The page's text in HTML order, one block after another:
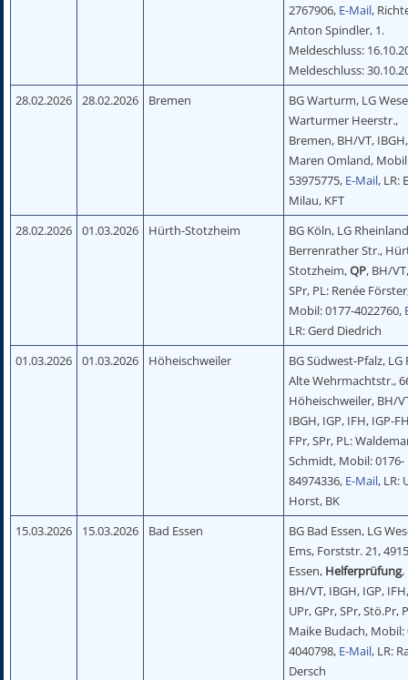
2767906, E-Mail,
Anton Spindler, 1.
Meldeschluss:
Meldeschluss:
28.02.2026
28.02.2026 Bremen
BG Warturm, LG
Warturmer Heerstr.,
Bremen, BH/VT,
Maren Omland,
53975775, E-Mail, LR:
Milau, KFT
28.02.2026
01.03.2026 Hürth-Stotzheim
BG Köln, LG
Berrenrather Str.,
Stotzheim,QP, BH/
SPr, PL: Renée
Mobil: 0177-4022760,
LR: Gerd Diedrich
01.03.2026
01.03.2026 Höheischweiler
BG Südwest-Pfalz, LG
Alte Wehrmachtstr.,
Höheischweiler, BH/
IBGH, IGP, IFH, IGP-
FPr, SPr, PL:
Schmidt, Mobil: 0176-
84974336, E-Mail, LR:
Horst, BK
15.03.2026
15.03.2026 Bad Essen
BG Bad Essen, LG
Ems, Forststr. 21,
Essen, Helferprüfung,
BH/VT, IBGH, IGP,
UPr, GPr, SPr, Stö.Pr,
Maike Budach, Mobil:
4040798, E-Mail, LR:
Dersch